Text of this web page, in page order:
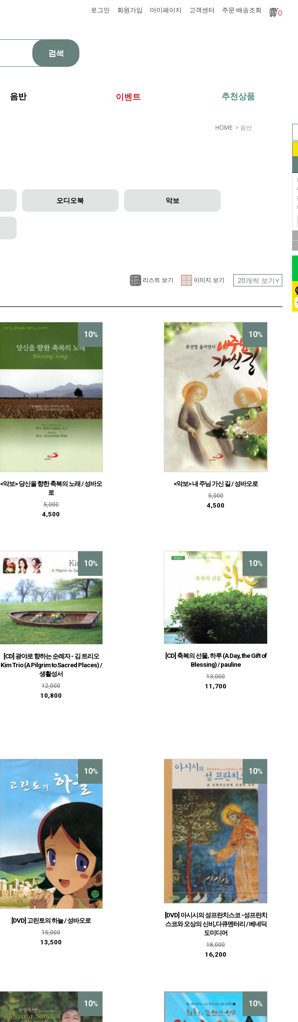
로그인 회원가입 마이페이지 고객센터 주문·배송조회 0
음반 이벤트 추천상품
> 음반
오디오북 악보
리스트 보기 이미지 보기
10%
<악보> 당신을 향한 축복의 노래 / 성바오
로
5,000
4,500
10%
<악보> 내 주님 가신 길 / 성바오로
5,000
4,500
10%
[CD] 광야로 향하는 순례자 - 김 트리오
Kim Trio (A Pilgrim to Sacred Places) /
생활성서
12,000
10,800
10%
[CD] 축복의 선물, 하루 (A Day, the Gift of
Blessing) / pauline
13,000
11,700
10%
[DVD] 고린토의 하늘 / 성바오로
15,000
13,500
10%
[DVD] 아시시의 성프란치스코 -성프란치
스코와 오상의 신비,다큐멘터리 / 베네딕
도미디어
18,000
16,200
10% 10%